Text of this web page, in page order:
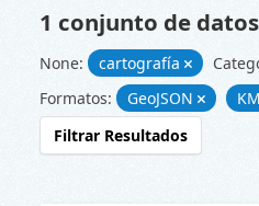
1 conjunto de
None: cartografía
Formatos:
GeoJSON
Filtrar Resultados